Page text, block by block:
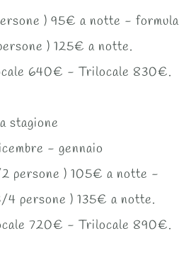
) 95€ a notte - formula
) 125€ a notte.
640€ - Trilocale 830€.
stagione
- gennaio
persone ) 105€ a notte -
4 persone ) 135€ a notte.
720€ - Trilocale 890€.